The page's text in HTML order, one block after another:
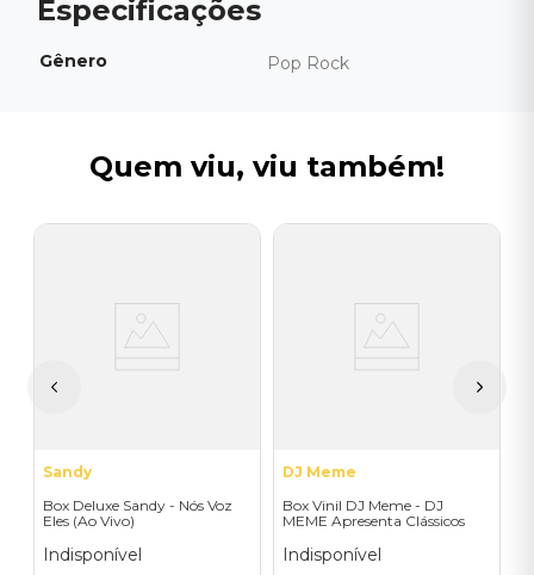
Gênero Pop Rock
Quem viu, viu também!
Sandy
Box Deluxe Sandy - Nós Voz
Eles (Ao Vivo)
Indisponível
DJ Meme
Box Vinil DJ Meme - DJ
MEME Apresenta Clássicos
Indisponível